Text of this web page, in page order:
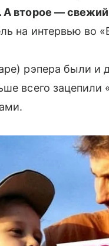
А второе —
на интервью во
рэпера были и
всего